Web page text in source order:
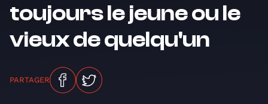
toujours le jeune ou le
vieux de quelqu'un
PARTAGER